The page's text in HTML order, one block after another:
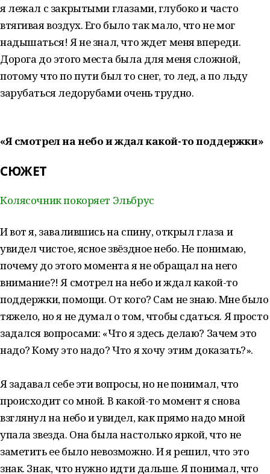
я лежал с закрытыми глазами, глубоко и часто
втягивая воздух. Его было так мало, что не мог
надышаться! Я не знал, что ждет меня впереди.
Дорога до этого места была для меня сложной,
потому что по пути был то снег, то лед, а по льду
зарубаться ледорубами очень трудно. ⁣⁣⠀
«Я смотрел на небо и ждал какой-то поддержки»
СЮЖЕТ
Колясочник покоряет Эльбрус
И вот я, завалившись на спину, открыл глаза и
увидел чистое, ясное звёздное небо. Не понимаю,
почему до этого момента я не обращал на него
внимание?! Я смотрел на небо и ждал какой-то
поддержки, помощи. От кого? Сам не знаю. Мне было
тяжело, но я не думал о том, чтобы сдаться. Я просто
задался вопросами: «Что я здесь делаю? Зачем это
надо? Кому это надо? Что я хочу этим доказать?».⁣⁣⠀
Я задавал себе эти вопросы, но не понимал, что
происходит со мной. В какой-то момент я снова
взглянул на небо и увидел, как прямо надо мной
упала звезда. Она была настолько яркой, что не
заметить ее было невозможно. И я решил, что это
знак. Знак, что нужно идти дальше. Я понимал, что